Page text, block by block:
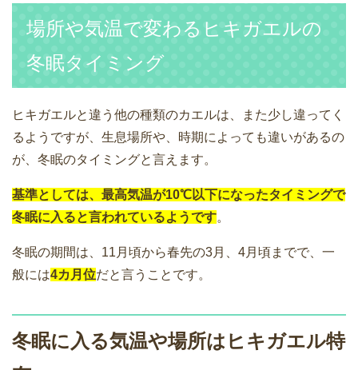
場所や気温で変わるヒキガエルの
冬眠タイミング
ヒキガエルと違う他の種類のカエルは、また少し違ってく
るようですが、生息場所や、時期によっても違いがあるの
が、冬眠のタイミングと言えます。
基準としては、最高気温が10℃以下になったタイミングで
冬眠に入ると言われているようです。
冬眠の期間は、11月頃から春先の3月、4月頃までで、一
般には4カ月位だと言うことです。
冬眠に入る気温や場所はヒキガエル特